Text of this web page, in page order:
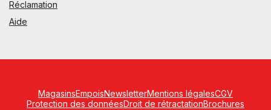
Réclamation
Aide
MagasinsEmpoisNewsletterMentions légalesCGV
Protection des donnéesDroit de rétractationBrochures